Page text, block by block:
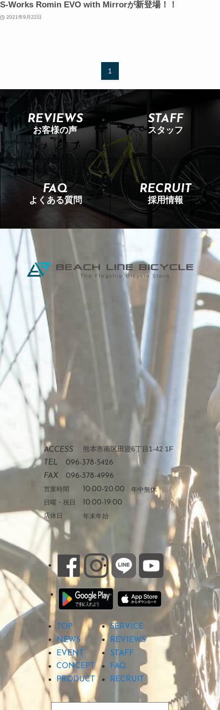
S-Works Romin EVO with Mirrorが新登場！！
2021年9月22日
1
REVIEWS
お客様の声
STAFF
スタッフ
FAQ
よくある質問
RECRUIT
採用情報
ACCESS 熊本市南区田迎6丁目1-42 1F
TEL
096-378-5426
FAX
096-378-4996
営業時間 10:00-20:00 年中無休
日曜・祝日
10:00-19:00
店休日 年末年始
TOP
SERVICE
NEWS
REVIEWS
EVENT
STAFF
CONCEPT
FAQ
PRODUCT
RECRUIT